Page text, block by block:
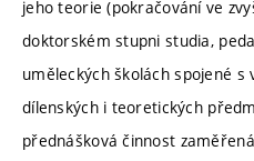
jeho teorie (pokračování ve
doktorském stupni studia,
uměleckých školách spojené
dílenských i teoretických
přednášková činnost